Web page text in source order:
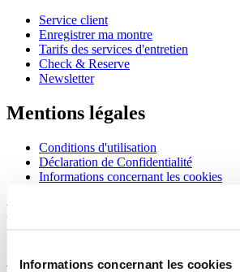
Informations concernant les cookies
Service client
Enregistrer ma montre
Tarifs des services d'entretien
Check & Reserve
Newsletter
Mentions légales
Conditions d'utilisation
Déclaration de Confidentialité
Informations concernant les cookies
Rejoignez le club CERTINA
S'inscrire